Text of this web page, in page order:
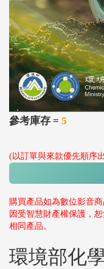
參考庫存 = 5
(以訂單與來款優先順序
購買產品如為數位影音
因受智慧財產權保護，
相同產品。
環境部化